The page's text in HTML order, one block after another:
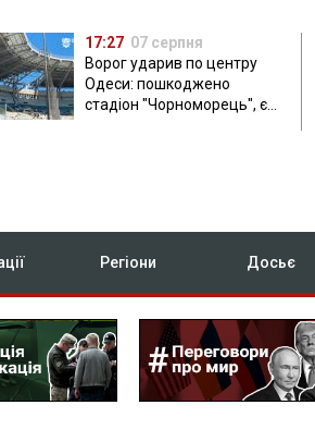
17:27 07 серпня
Ворог ударив по центру
Одеси: пошкоджено
стадіон "Чорноморець", є
Регіони Досьє